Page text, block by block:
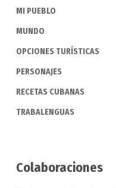
MI PUEBLO
MUNDO
OPCIONES TURÍSTICAS
PERSONAJES
RECETAS CUBANAS
TRABALENGUAS
Colaboraciones